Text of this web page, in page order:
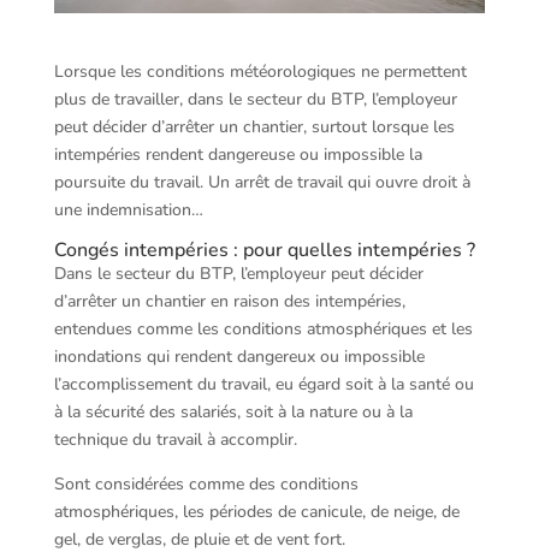
Lorsque les conditions météorologiques ne permettent
plus de travailler, dans le secteur du BTP, l’employeur
peut décider d’arrêter un chantier, surtout lorsque les
intempéries rendent dangereuse ou impossible la
poursuite du travail. Un arrêt de travail qui ouvre droit à
une indemnisation…
Congés intempéries : pour quelles intempéries ?
Dans le secteur du BTP, l’employeur peut décider
d’arrêter un chantier en raison des intempéries,
entendues comme les conditions atmosphériques et les
inondations qui rendent dangereux ou impossible
l’accomplissement du travail, eu égard soit à la santé ou
à la sécurité des salariés, soit à la nature ou à la
technique du travail à accomplir.
Sont considérées comme des conditions
atmosphériques, les périodes de canicule, de neige, de
gel, de verglas, de pluie et de vent fort.